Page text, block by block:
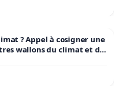
? Appel à cosigner une
wallons du climat et de